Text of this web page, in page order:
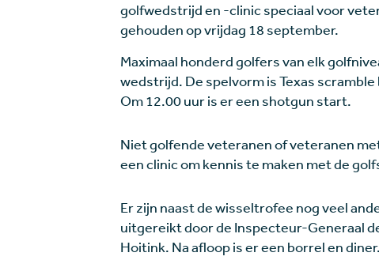
golfwedstrijd en -clinic speciaal voor
gehouden op vrijdag 18 september.
Maximaal honderd golfers van elk
wedstrijd. De spelvorm is Texas
Om 12.00 uur is er een shotgun start.
Niet golfende veteranen of veteranen
een clinic om kennis te maken met de
Er zijn naast de wisseltrofee nog veel
uitgereikt door de Inspecteur-Generaal
Hoitink. Na afloop is er een borrel en diner.